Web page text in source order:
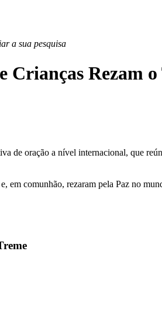
a sua pesquisa
Crianças Rezam o
de oração a nível internacional, que
em comunhão, rezaram pela Paz no